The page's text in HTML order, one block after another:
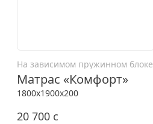
На зависимом пружинном блоке
Матрас «Комфорт»
1800x1900x200
20 700 c